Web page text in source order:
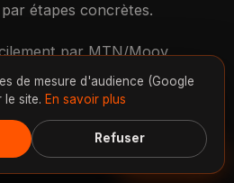
étapes concrètes.
par MTN/Moov
bancaire, en une fois ou
convenons ensemble du
à votre budget.
de mesure d'audience (Google
le site. En savoir plus
Refuser
Discuter